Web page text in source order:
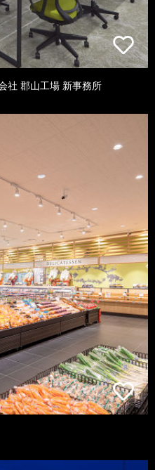
社 郡山工場 新事務所